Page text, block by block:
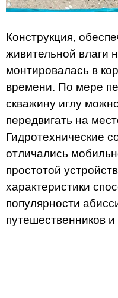
Конструкция,
живительной влаги
монтировалась в
времени. По мере
скважину иглу
передвигать на
Гидротехнические
отличались
простотой
характеристики
популярности
путешественников и